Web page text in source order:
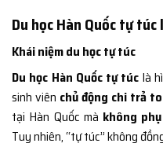
Du học Hàn Quốc tự túc
Khái niệm du học tự túc
Du học Hàn Quốc tự túc là
sinh viên chủ động chi trả
tại Hàn Quốc mà không
Tuy nhiên, “tự túc” không